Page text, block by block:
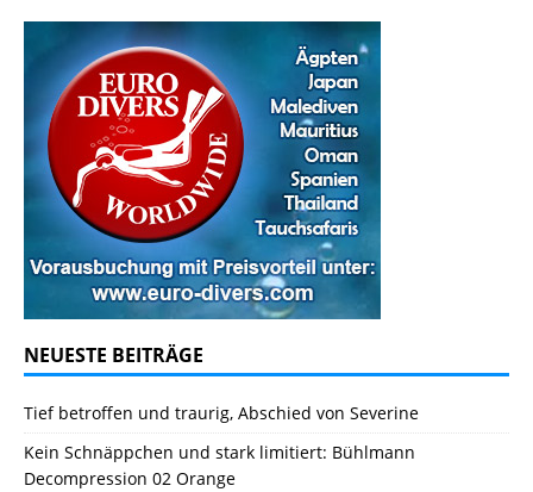
NEUESTE BEITRÄGE
Tief betroffen und traurig, Abschied von Severine
Kein Schnäppchen und stark limitiert: Bühlmann
Decompression 02 Orange